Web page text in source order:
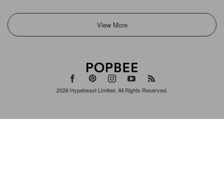
View More
2026 Hypebeast Limited . All Rights Reserved.